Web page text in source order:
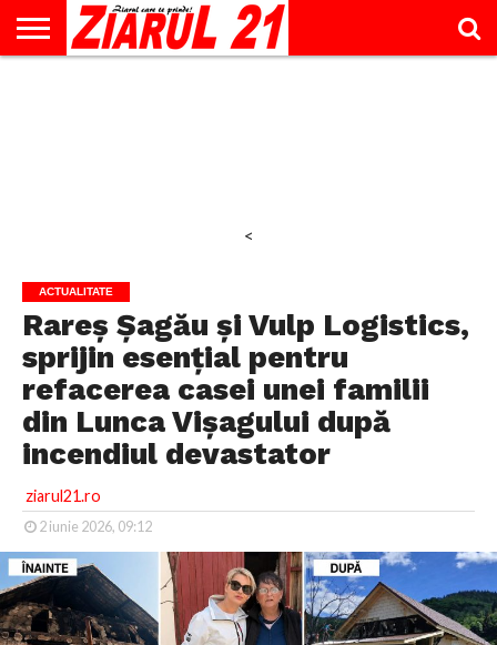
<
ACTUALITATE
Rareș Șagău și Vulp Logistics,
sprijin esențial pentru
refacerea casei unei familii
din Lunca Vișagului după
incendiul devastator
ziarul21.ro
2 iunie 2026, 09:12